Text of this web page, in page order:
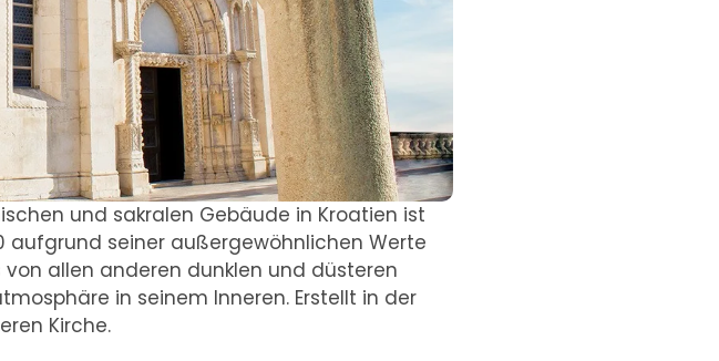
und sakralen Gebäude in Kroatien ist
aufgrund seiner außergewöhnlichen Werte
von allen anderen dunklen und düsteren
in seinem Inneren. Erstellt in der
Kirche.